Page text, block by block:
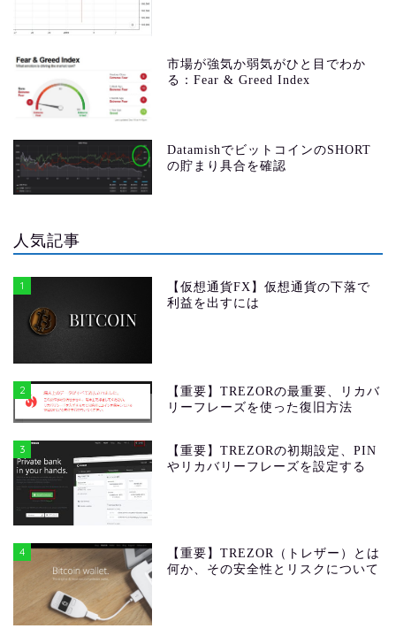
市場が強気か弱気がひと目でわか
る：Fear & Greed Index
DatamishでビットコインのSHORT
の貯まり具合を確認
人気記事
1
【仮想通貨FX】仮想通貨の下落で
利益を出すには
2
【重要】TREZORの最重要、リカバ
リーフレーズを使った復旧方法
3
【重要】TREZORの初期設定、PIN
やリカバリーフレーズを設定する
4
【重要】TREZOR（トレザー）とは
何か、その安全性とリスクについて